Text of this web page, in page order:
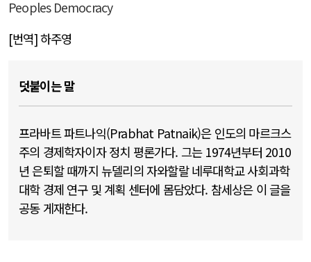
Peoples Democracy
[번역] 하주영
덧붙이는 말
프라바트 파트나익(Prabhat Patnaik)은 인도의 마르크스
주의 경제학자이자 정치 평론가다. 그는 1974년부터 2010
년 은퇴할 때까지 뉴델리의 자와할랄 네루대학교 사회과학
대학 경제 연구 및 계획 센터에 몸담았다. 참세상은 이 글을
공동 게재한다.